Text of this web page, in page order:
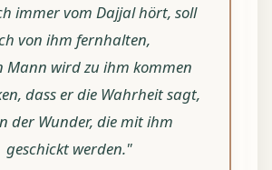
immer vom Dajjal hört, soll
von ihm fernhalten,
Mann wird zu ihm kommen
dass er die Wahrheit sagt,
der Wunder, die mit ihm
geschickt werden."